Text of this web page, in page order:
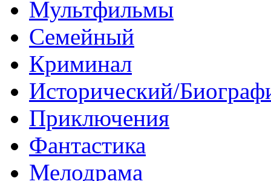
Мультфильмы
Семейный
Криминал
Исторический/
Приключения
Фантастика
Мелодрама